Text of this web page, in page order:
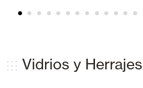
Vidrios y Herrajes